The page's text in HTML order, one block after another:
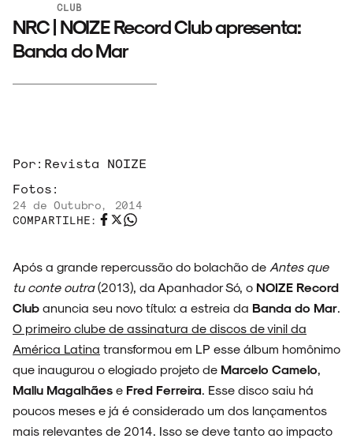
ESPECIAIS
FAIXA A FAIXA
CLUB
NRC | NOIZE Record Club apresenta:
Banda do Mar
Por: Revista NOIZE
Fotos:
24 de Outubro, 2014
COMPARTILHE:
Após a grande repercussão do bolachão de Antes que
tu conte outra(2013), da Apanhador Só, o NOIZE Record
Club anuncia seu novo título: a estreia da Banda do Mar
O primeiro clube de assinatura de discos de vinil da
América Latina transformou em LP esse álbum homônimo
que inaugurou o elogiado projeto de Marcelo Camelo
Mallu Magalhães e Fred Ferreira . Esse disco saiu há
poucos meses e já é considerado um dos lançamentos
mais relevantes de 2014. Isso se deve tanto ao impacto